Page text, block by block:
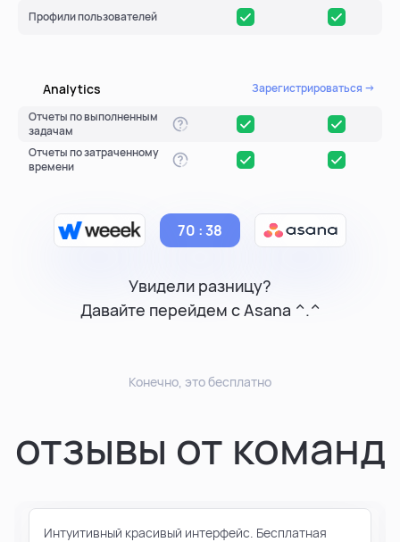
Профили пользователей
Analytics
Зарегистрироваться →
Отчеты по выполненным
задачам
Отчеты по затраченному
времени
70 : 38
Увидели разницу?
Давайте перейдем с Asana ^.^
Конечно, это бесплатно
отзывы от команд
Интуитивный красивый интерфейс. Бесплатная